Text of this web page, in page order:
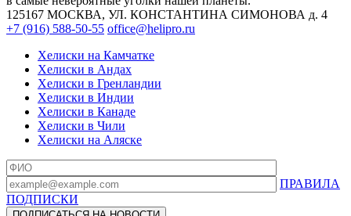
125167 МОСКВА, УЛ. КОНСТАНТИНА СИМОНОВА д. 4
+7 (916) 588-50-55 office@helipro.ru
Хелиски на Камчатке
Хелиски в Андах
Хелиски в Гренландии
Хелиски в Индии
Хелиски в Канаде
Хелиски в Чили
Хелиски на Аляске
ПРАВИЛА
ПОДПИСКИ